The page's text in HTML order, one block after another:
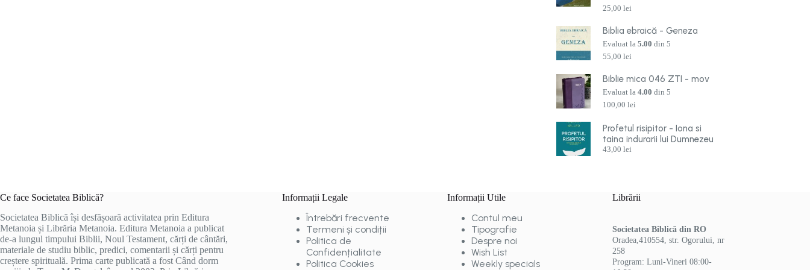
25,00lei
Biblia ebraică - Geneza
Evaluat la5.00 din 5
55,00lei
Biblie mica 046 ZTI - mov
Evaluat la4.00 din 5
100,00lei
Profetul risipitor - Iona si
taina indurarii lui Dumnezeu
43,00lei
Ce face Societatea Biblică?
Societatea Biblică își desfășoară activitatea prin Editura
Metanoia și Librăria Metanoia. Editura Metanoia a publicat
de-a lungul timpului Biblii, Noul Testament, cărți de cântări,
materiale de studiu biblic, predici, comentarii și cărți pentru
creștere spirituală. Prima carte publicată a fost Când dorm
Informații Legale
Întrebări frecvente
Termeni și condiții
Politica de
Confidențialitate
Politica Cookies
Informații Utile
Contul meu
Tipografie
Despre noi
Wish List
Weekly specials
Librării
Societatea Biblică din RO
Oradea,410554, str. Ogorului, nr
258
Program: Luni-Vineri 08:00-